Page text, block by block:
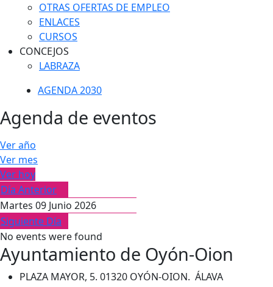
OTRAS OFERTAS DE EMPLEO
ENLACES
CURSOS
CONCEJOS
LABRAZA
AGENDA 2030
Agenda de eventos
Ver año
Ver mes
Ver hoy
Día Anterior
Martes 09 Junio 2026
Siguiente Día
No events were found
Ayuntamiento de Oyón-Oion
PLAZA MAYOR, 5. 01320 OYÓN-OION. ÁLAVA